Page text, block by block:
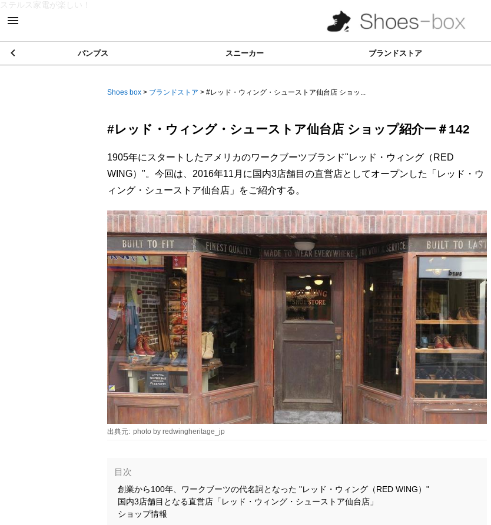
ステルス家電が楽しい！
パンプス スニーカー ブランドストア
Shoes box > ブランドストア > #レッド・ウィング・シューストア仙台店 ショッ...
#レッド・ウィング・シューストア仙台店 ショップ紹介ー＃142
1905年にスタートしたアメリカのワークブーツブランド"レッド・ウィング（RED
WING）"。今回は、2016年11月に国内3店舗目の直営店としてオープンした「レッド・ウ
ィング・シューストア仙台店」をご紹介する。
出典元: photo by redwingheritage_jp
目次
創業から100年、ワークブーツの代名詞となった "レッド・ウィング（RED WING）"
国内3店舗目となる直営店「レッド・ウィング・シューストア仙台店」
ショップ情報